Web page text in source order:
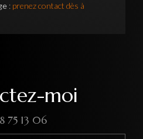
: prenez contact dès à
moi
75 13 06